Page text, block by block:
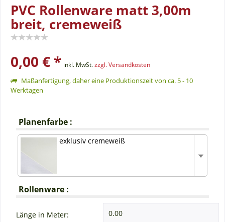
PVC Rollenware matt 3,00m
breit, cremeweiß
0,00 € * inkl. MwSt.zzgl. Versandkosten
Maßanfertigung, daher eine Produktionszeit von ca. 5 - 10
Werktagen
Planenfarbe :
exklusiv cremeweiß
Rollenware :
Länge in Meter: